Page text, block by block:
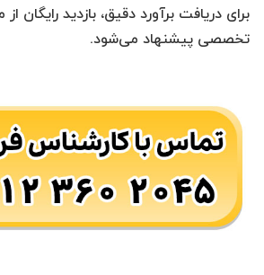
برای دریافت برآورد دقیق، بازدید رایگان
تخصصی پیشنهاد می‌شود.